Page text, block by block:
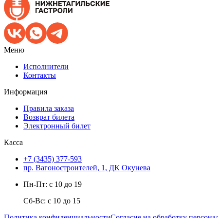
Меню
Исполнители
Контакты
Информация
Правила заказа
Возврат билета
Электронный билет
Касса
+7 (3435) 377-593
пр. Вагоностроителей, 1, ДК Окунева
Пн-Пт: с 10 до 19
Сб-Вс: с 10 до 15